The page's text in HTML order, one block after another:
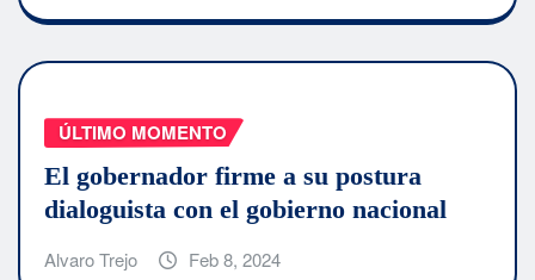
ÚLTIMO MOMENTO
El gobernador firme a su postura
dialoguista con el gobierno nacional
Alvaro Trejo Feb 8, 2024